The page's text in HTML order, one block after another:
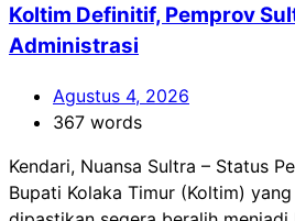
Koltim Definitif, Pemprov
Administrasi
Agustus 4, 2026
367 words
Kendari, Nuansa Sultra – Status
Bupati Kolaka Timur (Koltim)